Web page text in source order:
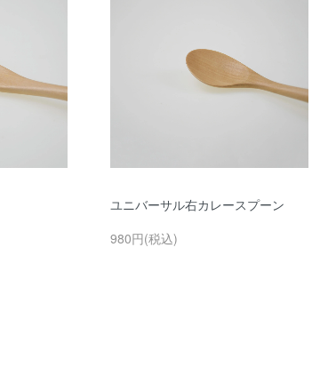
ユニバーサル右カレースプーン
980円(税込)